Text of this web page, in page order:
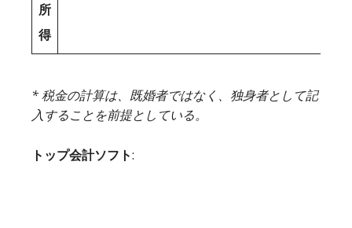
所
得
* 税金の計算は、既婚者ではなく、独身者として記
入することを前提としている。
トップ会計ソフト: